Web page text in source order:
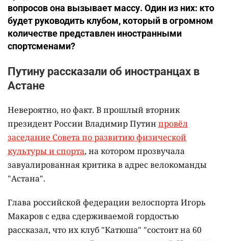
вопросов она вызывает массу. Один из них: кто
будет руководить клубом, который в огромном
количестве представлен иностранными
спортсменами?
Путину рассказали об иностранцах в
Астане
Невероятно, но факт. В прошлый вторник
президент России Владимир Путин провёл
заседание Совета по развитию физической
культуры и спорта, на котором прозвучала
завуалированная критика в адрес велокоманды
"Астана".
Глава российской федерации велоспорта Игорь
Макаров с едва сдерживаемой гордостью
рассказал, что их клуб "Катюша" "состоит на 60